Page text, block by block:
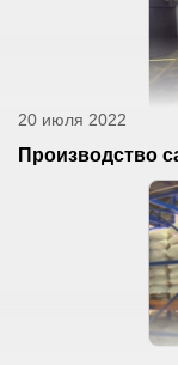
20 июля 2022
Производство